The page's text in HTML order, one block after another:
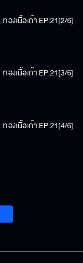
ทองเนื้อเก้า EP.21[2/6]
ทองเนื้อเก้า EP.21[3/6]
ทองเนื้อเก้า EP.21[4/6]